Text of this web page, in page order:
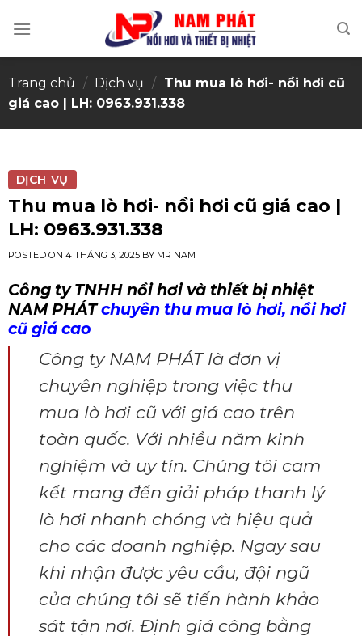
Trang chủ / Dịch vụ / Thu mua lò hơi- nồi hơi cũ
giá cao | LH: 0963.931.338
DỊCH VỤ
Thu mua lò hơi- nồi hơi cũ giá cao |
LH: 0963.931.338
POSTED ON 4 THÁNG 3, 2025BY MR NAM
Công ty TNHH nồi hơi và thiết bị nhiệt
NAM PHÁTchuyên thu mua lò hơi, nồi hơi
cũ giá cao
Công ty NAM PHÁT là đơn vị
chuyên nghiệp trong việc thu
mua lò hơi cũ với giá cao trên
toàn quốc. Với nhiều năm kinh
nghiệm và uy tín. Chúng tôi cam
kết mang đến giải pháp thanh lý
lò hơi nhanh chóng và hiệu quả
cho các doanh nghiệp. Ngay sau
khi nhận được yêu cầu, đội ngũ
của chúng tôi sẽ tiến hành khảo
sát tận nơi. Định giá công bằng